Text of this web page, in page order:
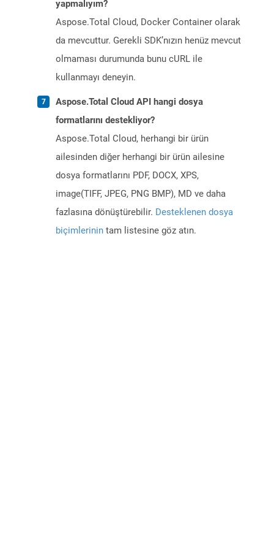
yapmalıyım?
Aspose.Total Cloud, Docker Container olarak
da mevcuttur. Gerekli SDK’nızın henüz mevcut
olmaması durumunda bunu cURL ile
kullanmayı deneyin.
Aspose.Total Cloud API hangi dosya
formatlarını destekliyor?
Aspose.Total Cloud, herhangi bir ürün
ailesinden diğer herhangi bir ürün ailesine
dosya formatlarını PDF, DOCX, XPS,
image(TIFF, JPEG, PNG BMP), MD ve daha
fazlasına dönüştürebilir. Desteklenen dosya
biçimlerinin tam listesine göz atın.